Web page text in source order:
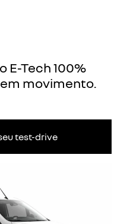
E-Tech 100%
movimento.
test-drive